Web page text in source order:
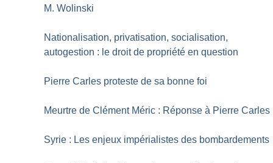
M. Wolinski
Nationalisation, privatisation, socialisation,
autogestion : le droit de propriété en question
Pierre Carles proteste de sa bonne foi
Meurtre de Clément Méric : Réponse à Pierre Carles
Syrie : Les enjeux impérialistes des bombardements